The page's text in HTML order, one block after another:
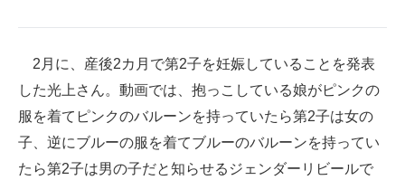
企業ITのトレンドを詳説
マーケ×ITの今がよく分かる
2月に、産後2カ月で第2子を妊娠していることを発表
した光上さん。動画では、抱っこしている娘がピンクの
服を着てピンクのバルーンを持っていたら第2子は女の
子、逆にブルーの服を着てブルーのバルーンを持ってい
たら第2子は男の子だと知らせるジェンダーリビールで